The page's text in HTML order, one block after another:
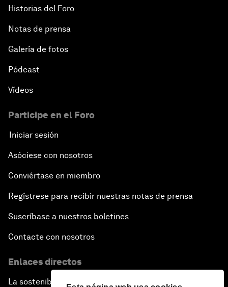
Historias del Foro
Notas de prensa
Galería de fotos
Pódcast
Vídeos
Participe en el Foro
Iniciar sesión
Asóciese con nosotros
Conviértase en miembro
Regístrese para recibir nuestras notas de prensa
Suscríbase a nuestros boletines
Contacte con nosotros
Enlaces directos
La sostenibilidad en el Foro